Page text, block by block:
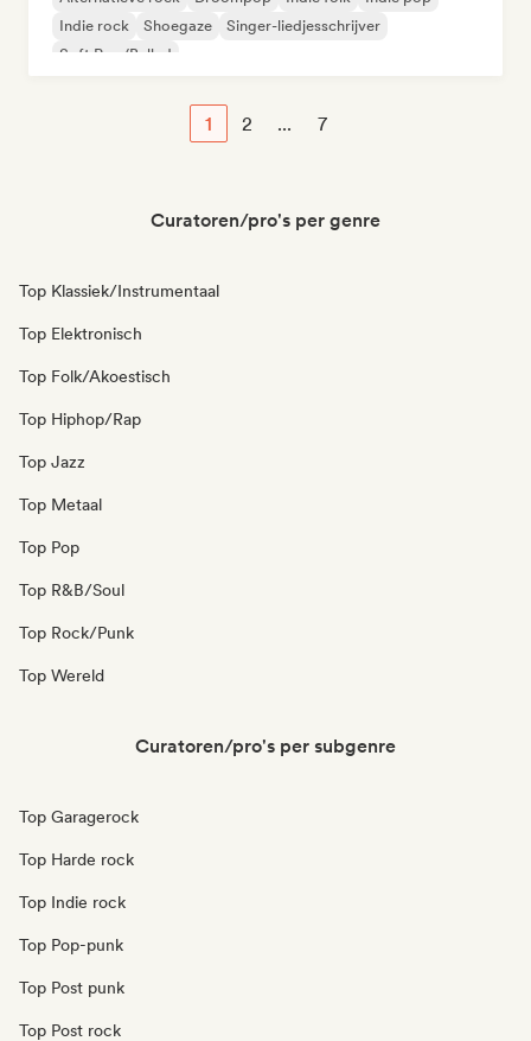
Indie rock
Shoegaze
Singer-liedjesschrijver
Soft Pop/Ballad
1 2 ... 7
Curatoren/pro's per genre
Top Klassiek/Instrumentaal
Top Elektronisch
Top Folk/Akoestisch
Top Hiphop/Rap
Top Jazz
Top Metaal
Top Pop
Top R&B/Soul
Top Rock/Punk
Top Wereld
Curatoren/pro's per subgenre
Top Garagerock
Top Harde rock
Top Indie rock
Top Pop-punk
Top Post punk
Top Post rock